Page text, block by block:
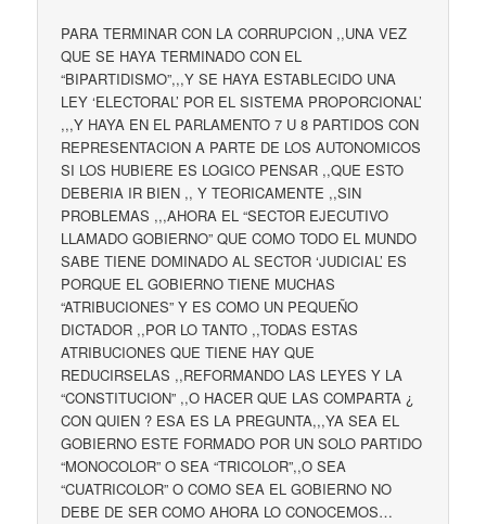
PARA TERMINAR CON LA CORRUPCION ,,UNA VEZ
QUE SE HAYA TERMINADO CON EL
“BIPARTIDISMO”,,,Y SE HAYA ESTABLECIDO UNA
LEY ‘ELECTORAL’ POR EL SISTEMA PROPORCIONAL’
,,,Y HAYA EN EL PARLAMENTO 7 U 8 PARTIDOS CON
REPRESENTACION A PARTE DE LOS AUTONOMICOS
SI LOS HUBIERE ES LOGICO PENSAR ,,QUE ESTO
DEBERIA IR BIEN ,, Y TEORICAMENTE ,,SIN
PROBLEMAS ,,,AHORA EL “SECTOR EJECUTIVO
LLAMADO GOBIERNO” QUE COMO TODO EL MUNDO
SABE TIENE DOMINADO AL SECTOR ‘JUDICIAL’ ES
PORQUE EL GOBIERNO TIENE MUCHAS
“ATRIBUCIONES” Y ES COMO UN PEQUEÑO
DICTADOR ,,POR LO TANTO ,,TODAS ESTAS
ATRIBUCIONES QUE TIENE HAY QUE
REDUCIRSELAS ,,REFORMANDO LAS LEYES Y LA
“CONSTITUCION” ,,O HACER QUE LAS COMPARTA ¿
CON QUIEN ? ESA ES LA PREGUNTA,,,YA SEA EL
GOBIERNO ESTE FORMADO POR UN SOLO PARTIDO
“MONOCOLOR” O SEA “TRICOLOR”,,O SEA
“CUATRICOLOR” O COMO SEA EL GOBIERNO NO
DEBE DE SER COMO AHORA LO CONOCEMOS…